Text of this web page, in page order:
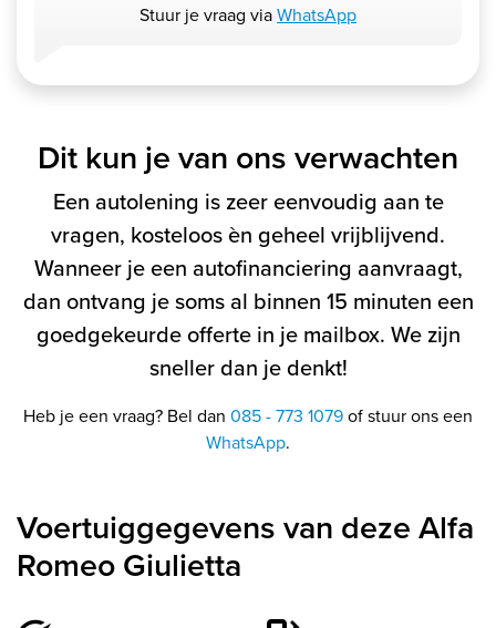
Stuur je vraag viaWhatsApp
Dit kun je van ons verwachten
Een autolening is zeer eenvoudig aan te
vragen, kosteloos èn geheel vrijblijvend.
Wanneer je een autofinanciering aanvraagt,
dan ontvang je soms al binnen 15 minuten een
goedgekeurde offerte in je mailbox. We zijn
sneller dan je denkt!
Heb je een vraag? Bel dan 085 - 773 1079of stuur ons een
WhatsApp.
Voertuiggegevens van deze Alfa
Romeo Giulietta